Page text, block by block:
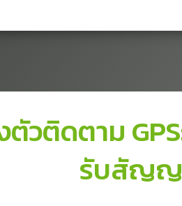
วติดตาม
รับสัญญ